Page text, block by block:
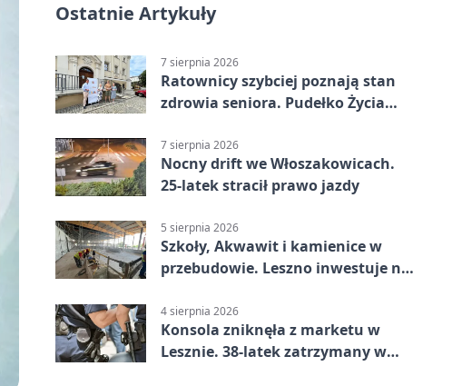
Ostatnie Artykuły
7 sierpnia 2026
Ratownicy szybciej poznają stan
zdrowia seniora. Pudełko Życia
7 sierpnia 2026
Nocny drift we Włoszakowicach.
25-latek stracił prawo jazdy
5 sierpnia 2026
Szkoły, Akwawit i kamienice w
przebudowie. Leszno inwestuje na
4 sierpnia 2026
Konsola zniknęła z marketu w
Lesznie. 38-latek zatrzymany w